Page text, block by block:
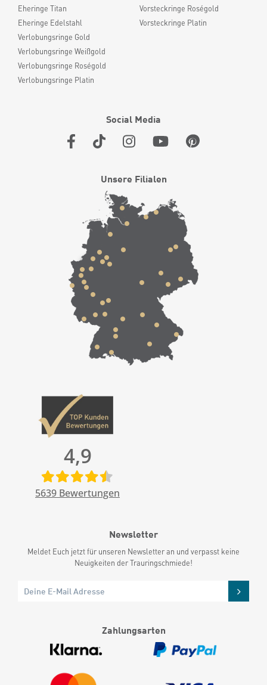
Eheringe Titan
Eheringe Edelstahl
Verlobungsringe Gold
Verlobungsringe Weißgold
Verlobungsringe Roségold
Verlobungsringe Platin
Vorsteckringe Roségold
Vorsteckringe Platin
Social Media
Unsere Filialen
4,9
5639 Bewertungen
Newsletter
Meldet Euch jetzt für unseren Newsletter an und verpasst keine
Neuigkeiten der Trauringschmiede!
Zahlungsarten